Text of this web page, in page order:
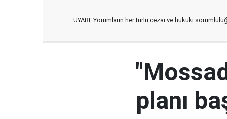
UYARI: Yorumların her türlü cezai ve hukuki
planı